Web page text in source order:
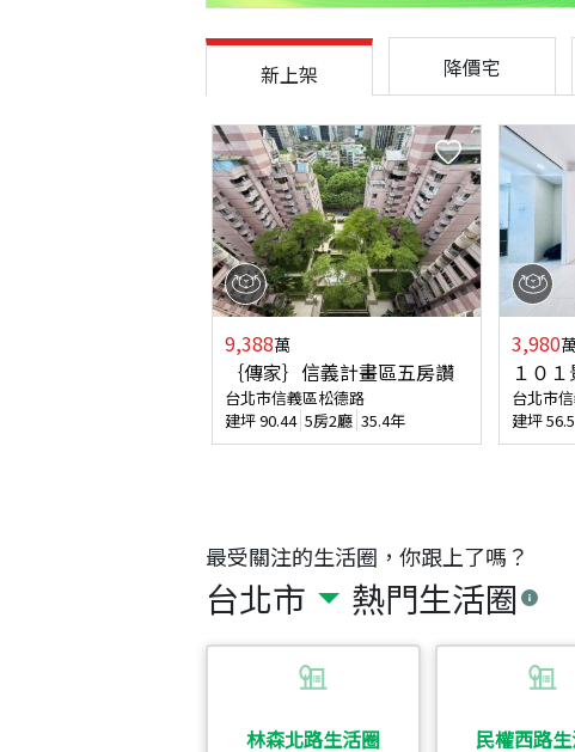
最受關注的生活圈，你跟上了嗎？
台北市 熱門生活圈
林森北路生活圈 民權西路
新上架 降價宅
9,388萬
｛傳家｝信義計畫區五房讚
台北市信義區松德路
建坪90.44 5房2廳 35.4年
3,980
１０
台北市
建坪56.5